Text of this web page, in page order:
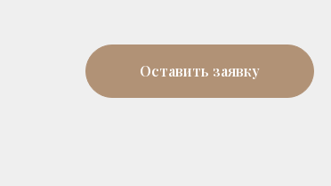
Оставить заявку